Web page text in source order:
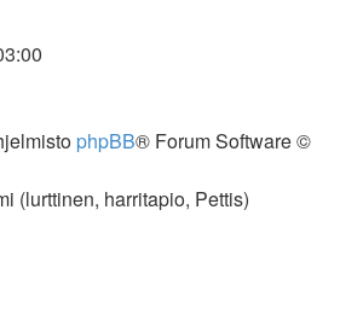
phpBB® Forum Software ©
(lurttinen, harritapio, Pettis)